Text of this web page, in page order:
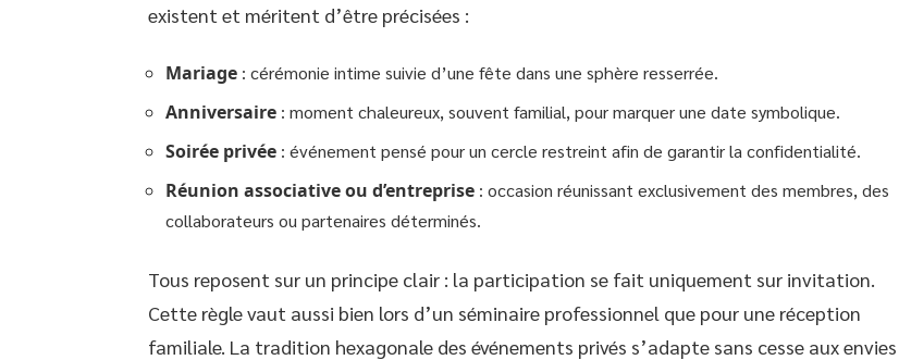
existent et méritent d’être précisées :
Mariage : cérémonie intime suivie d’une fête dans une sphère resserrée.
Anniversaire : moment chaleureux, souvent familial, pour marquer une date symbolique.
Soirée privée : événement pensé pour un cercle restreint afin de garantir la confidentialité.
Réunion associative ou d’entreprise : occasion réunissant exclusivement des membres, des
collaborateurs ou partenaires déterminés.
Tous reposent sur un principe clair : la participation se fait uniquement sur invitation.
Cette règle vaut aussi bien lors d’un séminaire professionnel que pour une réception
familiale. La tradition hexagonale des événements privés s’adapte sans cesse aux envies